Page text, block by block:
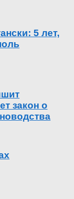
5 лет,
закон о